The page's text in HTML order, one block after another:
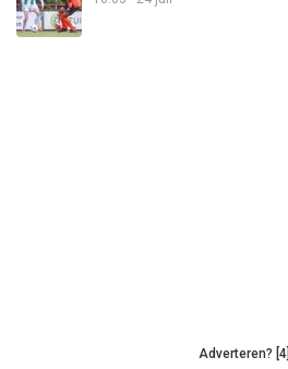
Adverteren? [4]